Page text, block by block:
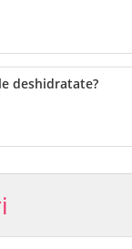
deshidratate?